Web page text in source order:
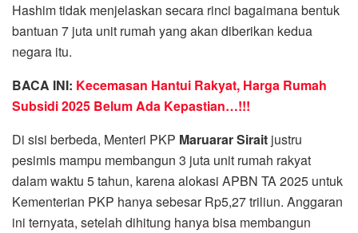
Hashim tidak menjelaskan secara rinci bagaimana bentuk
bantuan 7 juta unit rumah yang akan diberikan kedua
negara itu.
BACA INI: Kecemasan Hantui Rakyat, Harga Rumah
Subsidi 2025 Belum Ada Kepastian…!!!
Di sisi berbeda, Menteri PKP Maruarar Sirait justru
pesimis mampu membangun 3 juta unit rumah rakyat
dalam waktu 5 tahun, karena alokasi APBN TA 2025 untuk
Kementerian PKP hanya sebesar Rp5,27 triliun. Anggaran
ini ternyata, setelah dihitung hanya bisa membangun